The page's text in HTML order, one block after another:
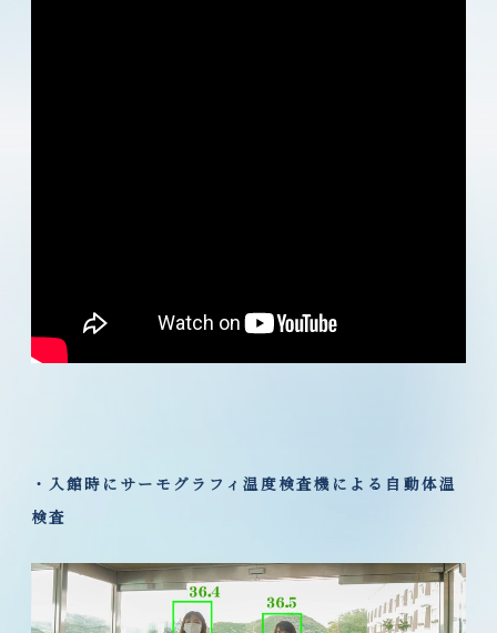
・入館時にサーモグラフィ温度検査機による自動体温
検査